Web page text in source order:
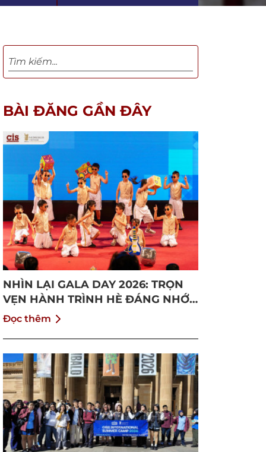
BÀI ĐĂNG GẦN ĐÂY
NHÌN LẠI GALA DAY 2026: TRỌN
VẸN HÀNH TRÌNH HÈ ĐÁNG NHỚ
TẠI CISS
Đọc thêm